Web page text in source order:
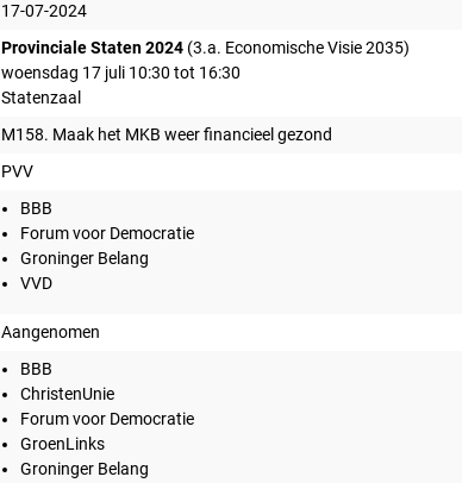
17-07-2024
Provinciale Staten 2024 (3.a. Economische Visie 2035)
woensdag 17 juli 10:30 tot 16:30
Statenzaal
M158. Maak het MKB weer financieel gezond
PVV
BBB
Forum voor Democratie
Groninger Belang
VVD
Aangenomen
BBB
ChristenUnie
Forum voor Democratie
GroenLinks
Groninger Belang